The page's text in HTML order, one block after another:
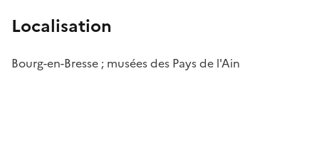
Localisation
Bourg-en-Bresse ; musées des Pays de l'Ain